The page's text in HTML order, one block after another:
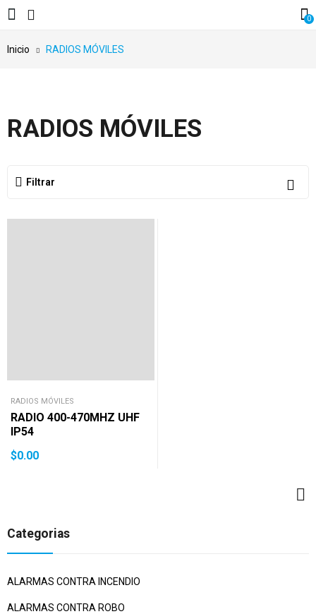
0
Inicio RADIOS MÓVILES
RADIOS MÓVILES
Filtrar
RADIOS MÓVILES
RADIO 400-470MHZ UHF
IP54
$0.00
Categorias
ALARMAS CONTRA INCENDIO
ALARMAS CONTRA ROBO